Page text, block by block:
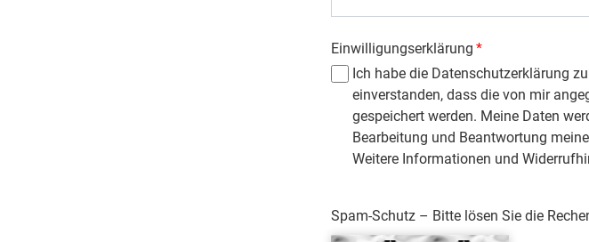
Einwilligungserklärung *
Ich habe die Datenschutzerklärung
einverstanden, dass die von mir
gespeichert werden. Meine Daten
Bearbeitung und Beantwortung
Weitere Informationen und
Spam-Schutz – Bitte lösen Sie die